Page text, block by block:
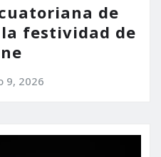
de
festividad de
9, 2026